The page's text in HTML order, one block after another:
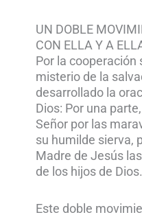
UN DOBLE
CON ELLA Y A
Por la cooperación
misterio de la
desarrollado la
Dios: Por una
Señor por las
su humilde sierva,
Madre de Jesús
de los hijos de Dios.
Este doble